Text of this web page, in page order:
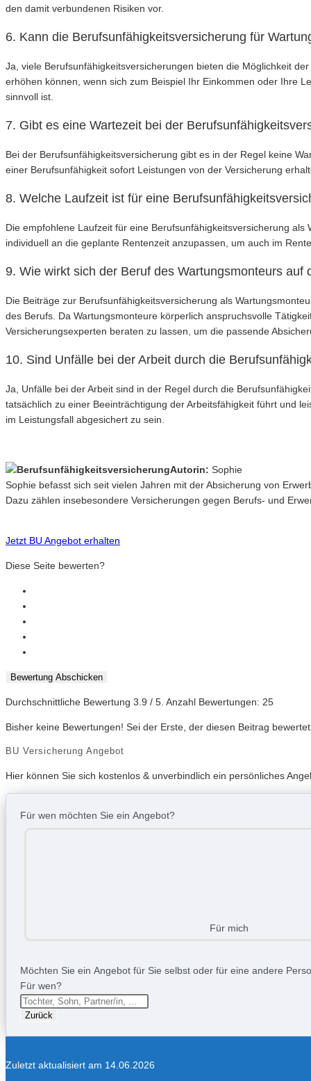
den damit verbundenen Risiken vor.
6. Kann die Berufsunfähigkeitsversicherung für
Ja, viele Berufsunfähigkeitsversicherungen bieten die Möglichkeit
erhöhen können, wenn sich zum Beispiel Ihr Einkommen oder Ihre
sinnvoll ist.
7. Gibt es eine Wartezeit bei der
Bei der Berufsunfähigkeitsversicherung gibt es in der Regel keine
einer Berufsunfähigkeit sofort Leistungen von der Versicherung
8. Welche Laufzeit ist für eine
Die empfohlene Laufzeit für eine Berufsunfähigkeitsversicherung
individuell an die geplante Rentenzeit anzupassen, um auch im
9. Wie wirkt sich der Beruf des Wartungsmonteurs
Die Beiträge zur Berufsunfähigkeitsversicherung als
des Berufs. Da Wartungsmonteure körperlich anspruchsvolle
Versicherungsexperten beraten zu lassen, um die passende
10. Sind Unfälle bei der Arbeit durch die
Ja, Unfälle bei der Arbeit sind in der Regel durch die
tatsächlich zu einer Beeinträchtigung der Arbeitsfähigkeit führt und
im Leistungsfall abgesichert zu sein.
Autorin: Sophie
Sophie befasst sich seit vielen Jahren mit der Absicherung von
Dazu zählen insebesondere Versicherungen gegen Berufs- und
Jetzt BU Angebot erhalten
Diese Seite bewerten?
Bewertung Abschicken
Durchschnittliche Bewertung 3.9 / 5. Anzahl Bewertungen: 25
Bisher keine Bewertungen! Sei der Erste, der diesen Beitrag
BU Versicherung Angebot
Hier können Sie sich kostenlos & unverbindlich ein persönliches
Für wen möchten Sie ein Angebot?
Für mich
Möchten Sie ein Angebot für Sie selbst oder für eine andere
Für wen?
Zurück
Zuletzt aktualisiert am 14.06.2026